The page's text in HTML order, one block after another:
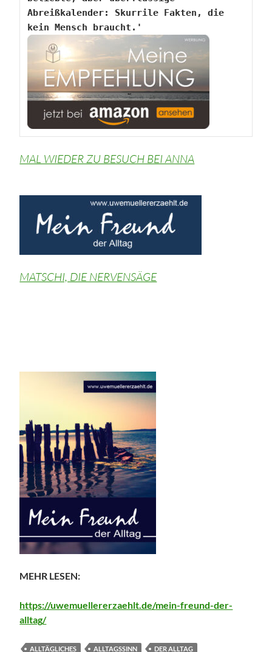
Abreißkalender: Skurrile Fakten, die
kein Mensch braucht.'
MAL WIEDER ZU BESUCH BEI ANNA
MATSCHI, DIE NERVENSÄGE
MEHR LESEN:
https://uwemuellererzaehlt.de/mein-freund-der-
alltag/‎
ALLTÄGLICHES ALLTAGSSINN
DER ALLTAG